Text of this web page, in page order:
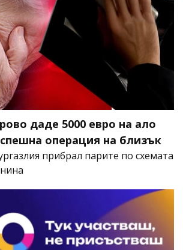
даде 5000 евро на ало
операция на близък
прибрал парите по схемата